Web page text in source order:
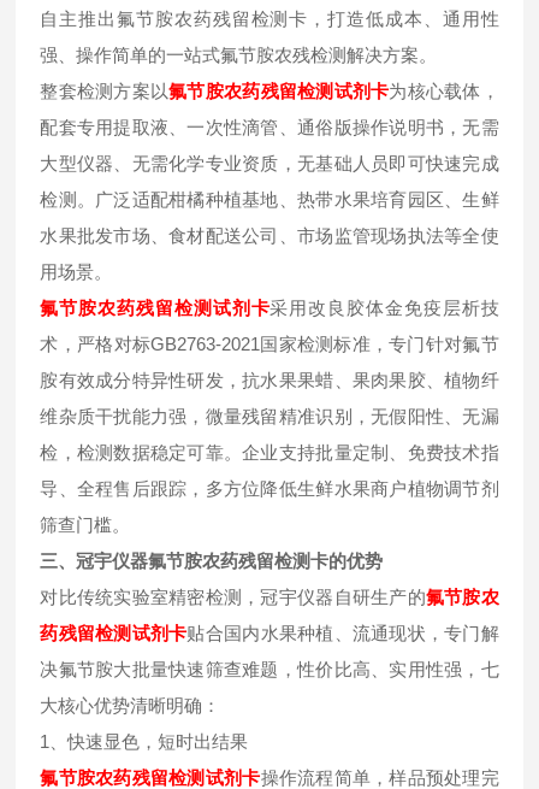
自主推出氟节胺农药残留检测卡，打造低成本、通用性
强、操作简单的一站式氟节胺农残检测解决方案。
整套检测方案以氟节胺农药残留检测试剂卡为核心载体，
配套专用提取液、一次性滴管、通俗版操作说明书，无需
大型仪器、无需化学专业资质，无基础人员即可快速完成
检测。广泛适配柑橘种植基地、热带水果培育园区、生鲜
水果批发市场、食材配送公司、市场监管现场执法等全使
用场景。
氟节胺农药残留检测试剂卡采用改良胶体金免疫层析技
术，严格对标GB2763-2021国家检测标准，专门针对氟节
胺有效成分特异性研发，抗水果果蜡、果肉果胶、植物纤
维杂质干扰能力强，微量残留精准识别，无假阳性、无漏
检，检测数据稳定可靠。企业支持批量定制、免费技术指
导、全程售后跟踪，多方位降低生鲜水果商户植物调节剂
筛查门槛。
三、冠宇仪器氟节胺农药残留检测卡的优势
对比传统实验室精密检测，冠宇仪器自研生产的氟节胺农
药残留检测试剂卡贴合国内水果种植、流通现状，专门解
决氟节胺大批量快速筛查难题，性价比高、实用性强，七
大核心优势清晰明确：
1、快速显色，短时出结果
氟节胺农药残留检测试剂卡操作流程简单，样品预处理完